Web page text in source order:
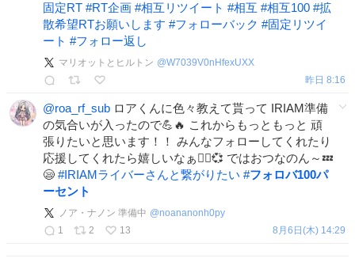
固定RT #RT企画 #相互リツイート #相互 #相互100 #拡
散希望RTお願いします #フォローバック #固定リツイ
ート #フォロー返し
マリオットとヒルトン @W7039V0nHfexUXX
昨日 8:16
@roa_rf_sub ロアくんに色々教えて貰って IRIAM準備
の気合いが入ったので💪🔥 これからもっともっと 頑
張りたいと思います！！ みんなフォローしてくれたり
応援してくれたら嬉しいなぁ🙂‍↕️💞 ではおつなのん～💤
😪 #IRIAMライバーさんと繋がりたい #フォロバ100パ
ーセント
ノア・ナノン 準備中 @noananonh0py
1
2 13 8月6日(木) 14:29